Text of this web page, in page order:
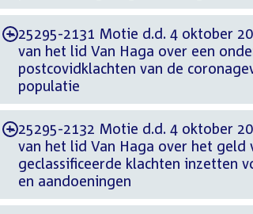
-25295-2131 Motie d.d. 4 oktober
van het lid Van Haga over een
postcovidklachten van de
populatie
-25295-2132 Motie d.d. 4 oktober
van het lid Van Haga over het
geclassificeerde klachten inzetten
en aandoeningen